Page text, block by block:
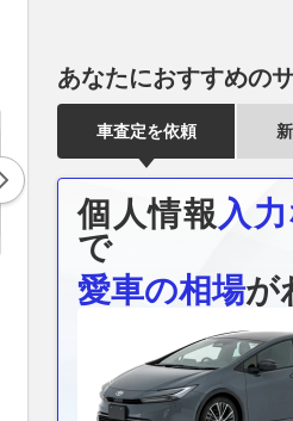
「こういうのが欲しかったの
よ…」いつでも新品。ドンキの
［ちぎって使えるマイクロファ
イバー］がメリットだらけ！
実際に使用して検証
月刊自家用車WEB
水
運
あなたにおすすめの
車査定を依頼
個人情報 入
で
愛車の相場が